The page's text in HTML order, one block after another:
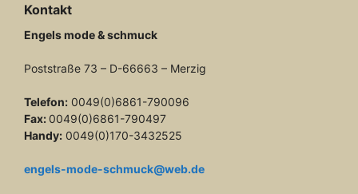
Kontakt
Engels mode & schmuck
Poststraße 73 – D-66663 – Merzig
Telefon: 0049(0)6861-790096
Fax: 0049(0)6861-790497
Handy: 0049(0)170-3432525
engels-mode-schmuck@web.de